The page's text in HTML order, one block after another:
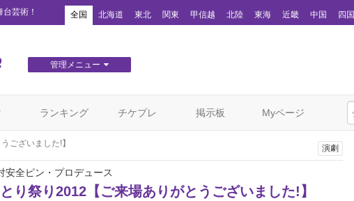
芸術！ 全国 北海道 東北 関東 甲信越 北陸 東海 近畿 中国 四国
管理メニュー
ランキング チケプレ 掲示板 Myページ
ございました!】 演劇
安全ピン・プロデュース
り祭り2012【ご来場ありがとうございました!】